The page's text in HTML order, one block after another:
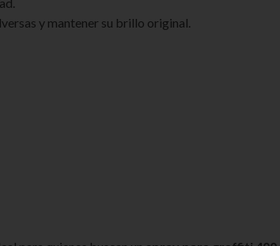
y mantener su brillo original.